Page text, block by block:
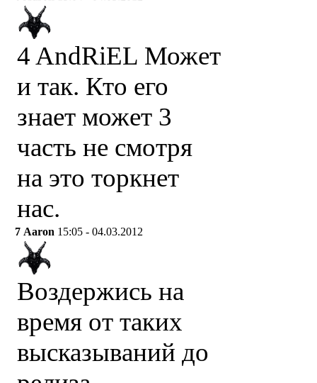
4 AndRiEL Может
и так. Кто его
знает может 3
часть не смотря
на это торкнет
нас.
7 Aaron 15:05 - 04.03.2012
Воздержись на
время от таких
высказываний до